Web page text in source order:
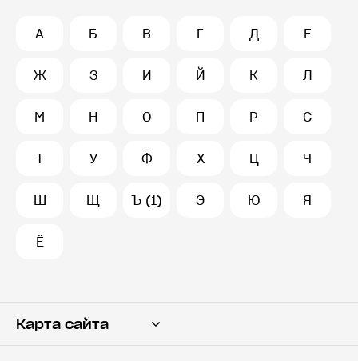
А Б В Г Д Е
Ж З И Й К Л
М Н О П Р С
Т У Ф Х Ц Ч
Ш Щ Ъ (1) Э Ю Я
Ё
Карта сайта